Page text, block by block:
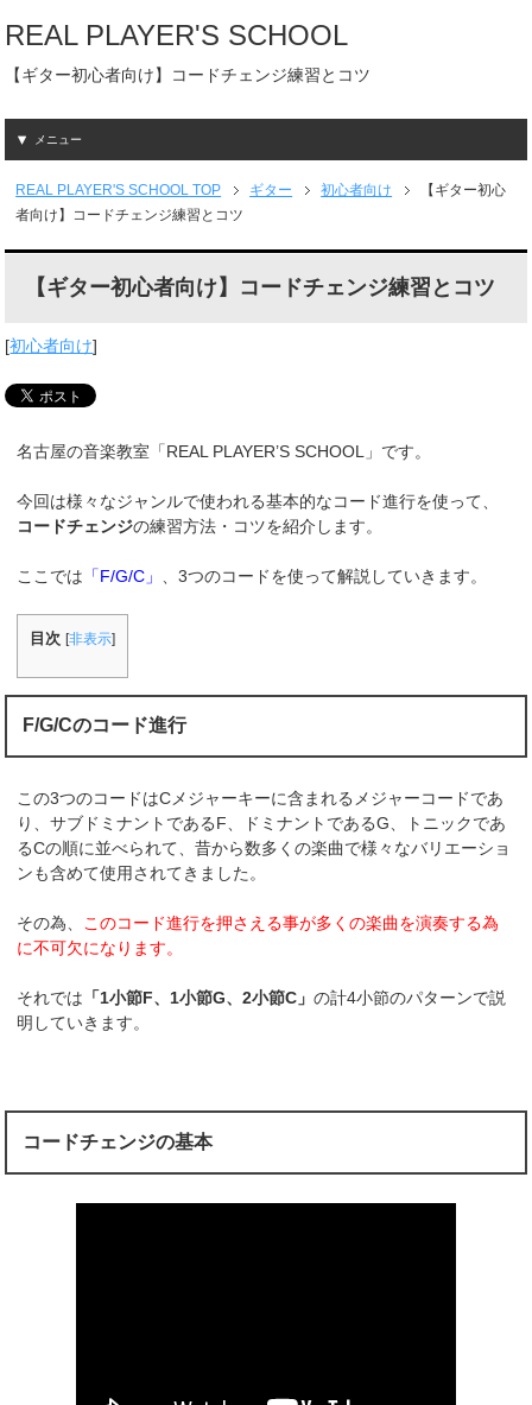
REAL PLAYER'S SCHOOL
【ギター初心者向け】コードチェンジ練習とコツ
メニュー
REAL PLAYER'S SCHOOL TOP ギター 初心者向け
【ギター初心
者向け】コードチェンジ練習とコツ
【ギター初心者向け】コードチェンジ練習とコツ
[初心者向け]
名古屋の音楽教室「REAL PLAYER’S SCHOOL」です。
今回は様々なジャンルで使われる基本的なコード進行を使って、
コードチェンジの練習方法・コツを紹介します。
ここでは 「F/G/C」 、3つのコードを使って解説していきます。
目次 [非表示]
F/G/Cのコード進行
この3つのコードはCメジャーキーに含まれるメジャーコードであ
り、サブドミナントであるF、ドミナントであるG、トニックであ
るCの順に並べられて、昔から数多くの楽曲で様々なバリエーショ
ンも含めて使用されてきました。
その為、 このコード進行を押さえる事が多くの楽曲を演奏する為
に不可欠になります。
それでは 「1小節F、1小節G、2小節C」の計4小節のパターンで説
明していきます。
コードチェンジの基本